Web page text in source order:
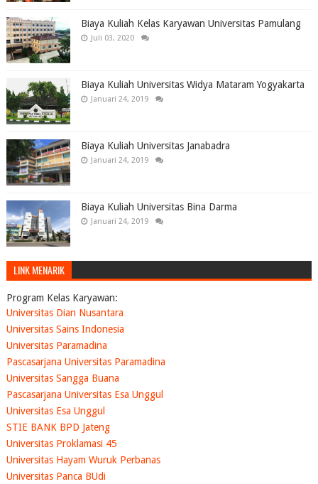
Biaya Kuliah Kelas Karyawan Universitas Pamulang
Juli 03, 2020
Biaya Kuliah Universitas Widya Mataram Yogyakarta
Januari 24, 2019
Biaya Kuliah Universitas Janabadra
Januari 24, 2019
Biaya Kuliah Universitas Bina Darma
Januari 24, 2019
LINK MENARIK
Program Kelas Karyawan:
Universitas Dian Nusantara
Universitas Sains Indonesia
Universitas Paramadina
Pascasarjana Universitas Paramadina
Universitas Sangga Buana
Pascasarjana Universitas Esa Unggul
Universitas Esa Unggul
STIE BANK BPD Jateng
Universitas Proklamasi 45
Universitas Hayam Wuruk Perbanas
Universitas Panca BUdi